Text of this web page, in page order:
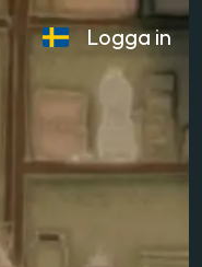
Logga in